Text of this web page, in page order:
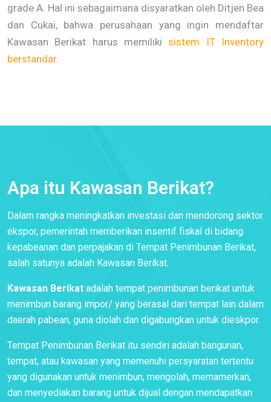
grade A. Hal ini sebagaimana disyaratkan oleh Ditjen Bea
dan Cukai, bahwa perusahaan yang ingin mendaftar
Kawasan Berikat harus memilikisistem IT Inventory
berstandar.
Apa itu Kawasan Berikat?
Dalam rangka meningkatkan investasi dan mendorong sektor
ekspor, pemerintah memberikan insentif fiskal di bidang
kepabeanan dan perpajakan di Tempat Penimbunan Berikat,
salah satunya adalah Kawasan Berikat.
Kawasan Berikat adalah tempat penimbunan berikat untuk
menimbun barang impor/ yang berasal dari tempat lain dalam
daerah pabean, guna diolah dan digabungkan untuk dieskpor.
Tempat Penimbunan Berikat itu sendiri adalah bangunan,
tempat, atau kawasan yang memenuhi persyaratan tertentu
yang digunakan untuk menimbun, mengolah, memamerkan,
dan menyediakan barang untuk dijual dengan mendapatkan